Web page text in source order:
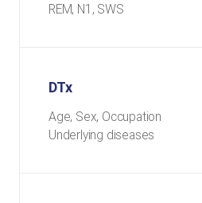
REM, N1, SWS
DTx
Age, Sex, Occupation
Underlying diseases